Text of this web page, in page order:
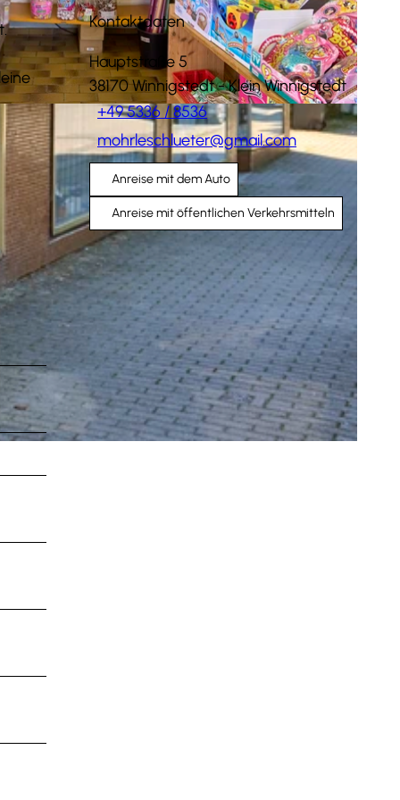
Kontaktdaten
Hauptstraße 5
38170Winnigstedt- Klein Winnigstedt
+49 5336 / 8536
mohrleschlueter@gmail.com
Anreise mit dem Auto
Anreise mit öffentlichen Verkehrsmitteln